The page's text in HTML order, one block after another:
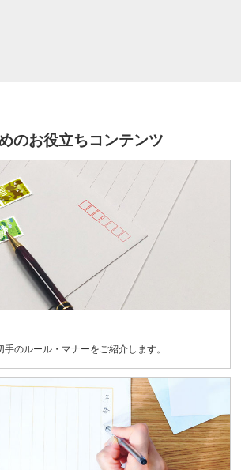
のお役立ちコンテンツ
のルール・マナーをご紹介します。